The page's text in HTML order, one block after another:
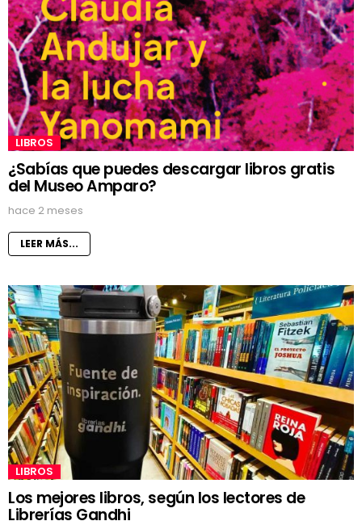
LIBROS
¿Sabías que puedes descargar libros gratis
del Museo Amparo?
hace 2 meses
LEER MÁS...
LIBROS
Los mejores libros, según los lectores de
Librerías Gandhi